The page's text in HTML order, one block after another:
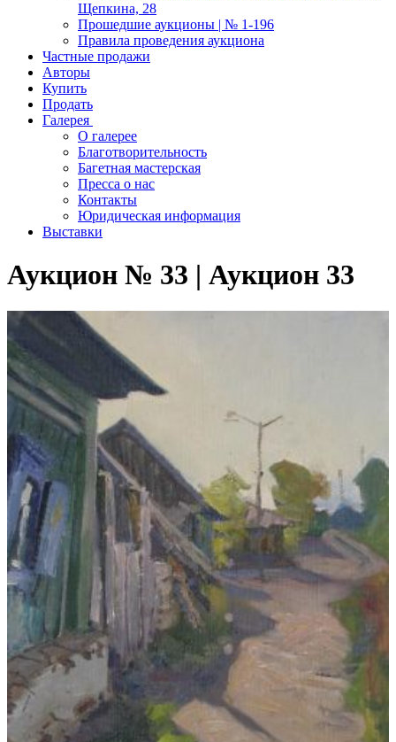
Щепкина, 28
Прошедшие аукционы | № 1-196
Правила проведения аукциона
Частные продажи
Авторы
Купить
Продать
Галерея
О галерее
Благотворительность
Багетная мастерская
Пресса о нас
Контакты
Юридическая информация
Выставки
Аукцион № 33 | Аукцион 33